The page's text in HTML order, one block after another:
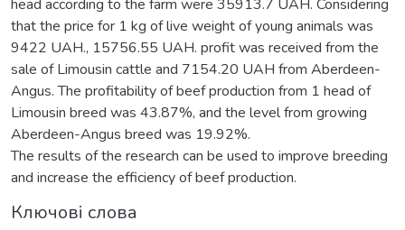
head according to the farm were 35913.7 UAH. Considering
that the price for 1 kg of live weight of young animals was
9422 UAH., 15756.55 UAH. profit was received from the
sale of Limousin cattle and 7154.20 UAH from Aberdeen-
Angus. The profitability of beef production from 1 head of
Limousin breed was 43.87%, and the level from growing
Aberdeen-Angus breed was 19.92%.
The results of the research can be used to improve breeding
and increase the efficiency of beef production.
Ключові слова